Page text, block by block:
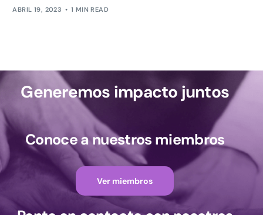
ABRIL 19, 2023 1 MIN READ
Generemos impacto juntos
Conoce a nuestros miembros
Ver miembros